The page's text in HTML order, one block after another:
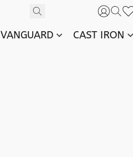
VANGUARD CAST IRON